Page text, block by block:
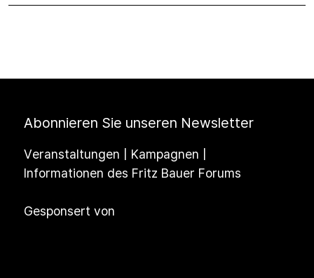
Abonnieren Sie unseren Newsletter
Veranstaltungen | Kampagnen |
Informationen des Fritz Bauer Forums
Gesponsert von